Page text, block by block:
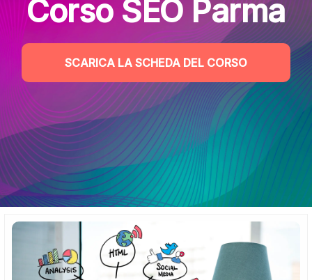
Corso SEO Parma
SCARICA LA SCHEDA DEL CORSO